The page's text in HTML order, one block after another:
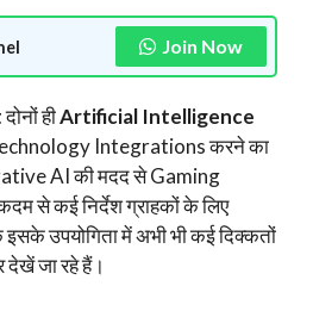
Join Now
दोनों हीArtificial Intelligence
Integrations करने का
AI की मदद से Gaming
से कई निर्देश ग्राहकों के लिए
इसके उपयोगिता में अभी भी कई दिक्कतों
देखें जा रहे हैं।